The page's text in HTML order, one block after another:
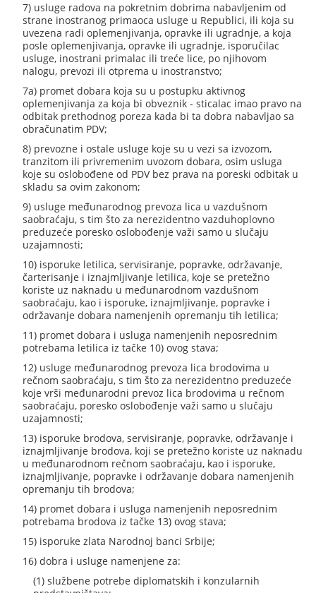
7) usluge radova na pokretnim dobrima nabavljenim od
strane inostranog primaoca usluge u Republici, ili koja su
uvezena radi oplemenjivanja, opravke ili ugradnje, a koja
posle oplemenjivanja, opravke ili ugradnje, isporučilac
usluge, inostrani primalac ili treće lice, po njihovom
nalogu, prevozi ili otprema u inostranstvo;
7a) promet dobara koja su u postupku aktivnog
oplemenjivanja za koja bi obveznik - sticalac imao pravo na
odbitak prethodnog poreza kada bi ta dobra nabavljao sa
obračunatim PDV;
8) prevozne i ostale usluge koje su u vezi sa izvozom,
tranzitom ili privremenim uvozom dobara, osim usluga
koje su oslobođene od PDV bez prava na poreski odbitak u
skladu sa ovim zakonom;
9) usluge međunarodnog prevoza lica u vazdušnom
saobraćaju, s tim što za nerezidentno vazduhoplovno
preduzeće poresko oslobođenje važi samo u slučaju
uzajamnosti;
10) isporuke letilica, servisiranje, popravke, održavanje,
čarterisanje i iznajmljivanje letilica, koje se pretežno
koriste uz naknadu u međunarodnom vazdušnom
saobraćaju, kao i isporuke, iznajmljivanje, popravke i
održavanje dobara namenjenih opremanju tih letilica;
11) promet dobara i usluga namenjenih neposrednim
potrebama letilica iz tačke 10) ovog stava;
12) usluge međunarodnog prevoza lica brodovima u
rečnom saobraćaju, s tim što za nerezidentno preduzeće
koje vrši međunarodni prevoz lica brodovima u rečnom
saobraćaju, poresko oslobođenje važi samo u slučaju
uzajamnosti;
13) isporuke brodova, servisiranje, popravke, održavanje i
iznajmljivanje brodova, koji se pretežno koriste uz naknadu
u međunarodnom rečnom saobraćaju, kao i isporuke,
iznajmljivanje, popravke i održavanje dobara namenjenih
opremanju tih brodova;
14) promet dobara i usluga namenjenih neposrednim
potrebama brodova iz tačke 13) ovog stava;
15) isporuke zlata Narodnoj banci Srbije;
16) dobra i usluge namenjene za:
(1) službene potrebe diplomatskih i konzularnih